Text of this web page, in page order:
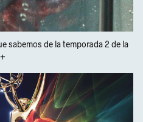
sabemos de la temporada 2 de la